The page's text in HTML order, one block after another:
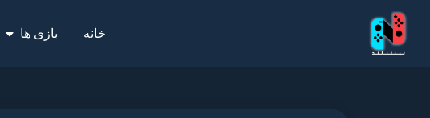
خانه بازی ها